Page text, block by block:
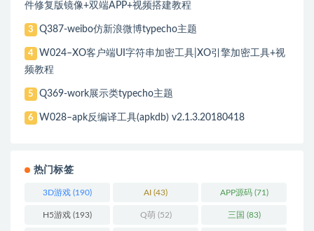
件修复版镜像+双端APP+视频搭建教程
3 Q387-weibo仿新浪微博typecho主题
4
W024–XO客户端UI字符串加密工具|XO引擎加密工具+视
频教程
5 Q369-work展示类typecho主题
6 W028–apk反编译工具(apkdb) v2.1.3.20180418
热门标签
3D游戏 (190) AI (43) APP源码(71)
H5游戏 (193) Q萌(52) 三国 (83)